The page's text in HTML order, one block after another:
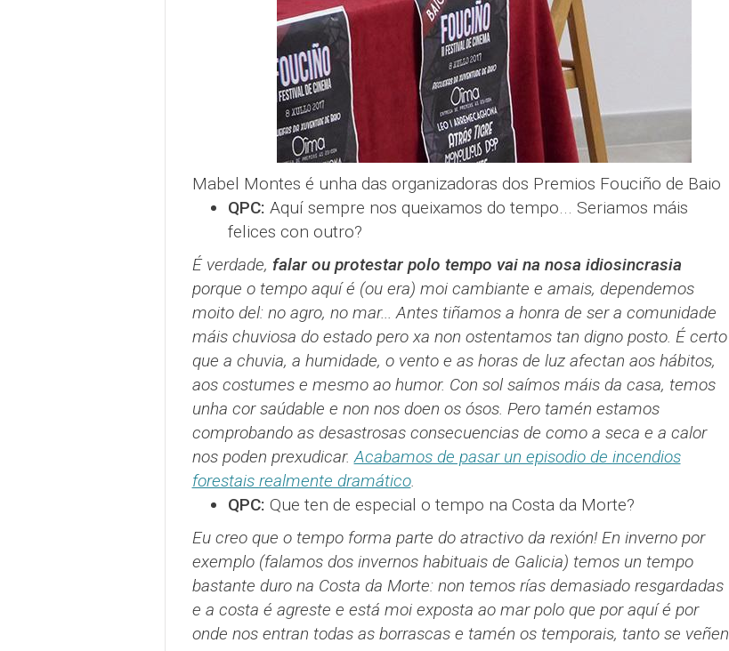
Mabel Montes é unha das organizadoras dos Premios Fouciño de Baio
QPC: Aquí sempre nos queixamos do tempo... Seriamos máis
felices con outro?
É verdade, falar ou protestar polo tempo vai na nosa idiosincrasia
porque o tempo aquí é (ou era) moi cambiante e amais, dependemos
moito del: no agro, no mar... Antes tiñamos a honra de ser a comunidade
máis chuviosa do estado pero xa non ostentamos tan digno posto. É certo
que a chuvia, a humidade, o vento e as horas de luz afectan aos hábitos,
aos costumes e mesmo ao humor. Con sol saímos máis da casa, temos
unha cor saúdable e non nos doen os ósos. Pero tamén estamos
comprobando as desastrosas consecuencias de como a seca e a calor
nos poden prexudicar. Acabamos de pasar un episodio de incendios
forestais realmente dramático.
QPC: Que ten de especial o tempo na Costa da Morte?
Eu creo que o tempo forma parte do atractivo da rexión! En inverno por
exemplo (falamos dos invernos habituais de Galicia) temos un tempo
bastante duro na Costa da Morte: non temos rías demasiado resgardadas
e a costa é agreste e está moi exposta ao mar polo que por aquí é por
onde nos entran todas as borrascas e tamén os temporais, tanto se veñen